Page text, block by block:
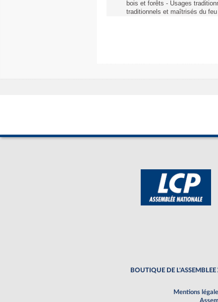
bois et forêts - Usages
traditionnels et maîtrisés du
BOUTIQUE DE L'ASSEMBLEE
Mentions